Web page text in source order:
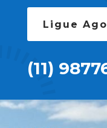
Ligue
(11)